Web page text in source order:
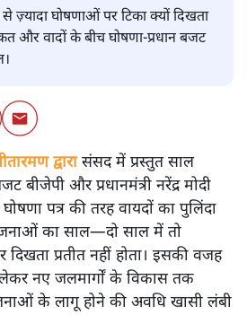
ज़्यादा घोषणाओं पर टिका क्यों दिखता
और वादों के बीच घोषणा-प्रधान बजट
द्वारासंसद में प्रस्तुत साल
बीजेपी और प्रधानमंत्री नरेंद्र मोदी
पत्र की तरह वायदों का पुलिंदा
का साल—दो साल में तो
प्रतीत नहीं होता। इसकी वजह
नए जलमार्गों के विकास तक
के लागू होने की अवधि खासी लंबी